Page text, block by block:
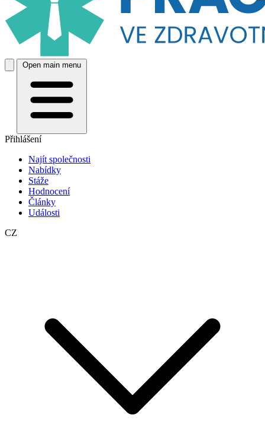
Open main menu
Přihlášení
Najít společnosti
Nabídky
Stáže
Hodnocení
Články
Události
CZ